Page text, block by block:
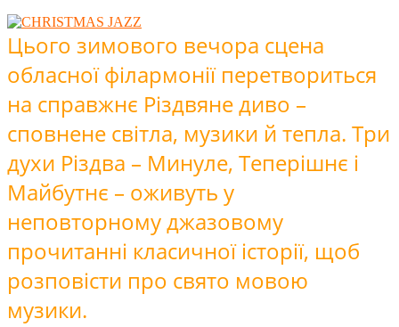
Цього зимового вечора сцена
обласної філармонії перетвориться
на справжнє Різдвяне диво –
сповнене світла, музики й тепла. Три
духи Різдва – Минуле, Теперішнє і
Майбутнє – оживуть у
неповторному джазовому
прочитанні класичної історії, щоб
розповісти про свято мовою
музики.